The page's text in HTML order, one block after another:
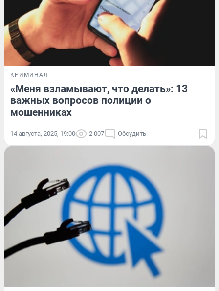
КРИМИНАЛ
«Меня взламывают, что делать»: 13
важных вопросов полиции о
мошенниках
14 августа, 2025, 19:00 2 007 Обсудить